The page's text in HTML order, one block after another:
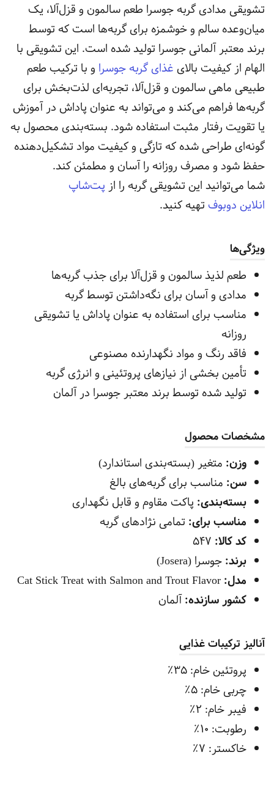
تشویقی مدادی گربه جوسرا طعم سالمون و قزل‌آلا، یک
میان‌وعده سالم و خوشمزه برای گربه‌ها است که توسط
برند معتبر آلمانی جوسرا تولید شده است. این تشویقی با
الهام از کیفیت بالایغذای گربه جوسرا و با ترکیب طعم
طبیعی ماهی سالمون و قزل‌آلا، تجربه‌ای لذت‌بخش برای
گربه‌ها فراهم می‌کند و می‌تواند به عنوان پاداش در آموزش
یا تقویت رفتار مثبت استفاده شود. بسته‌بندی محصول به
گونه‌ای طراحی شده که تازگی و کیفیت مواد تشکیل‌دهنده
حفظ شود و مصرف روزانه را آسان و مطمئن کند.
شما می‌توانید این تشویقی گربه را ازپت‌شاپ
انلاین دوبوف تهیه کنید.
ویژگی‌ها
طعم لذیذ سالمون و قزل‌آلا برای جذب گربه‌ها
مدادی و آسان برای نگه‌داشتن توسط گربه
مناسب برای استفاده به عنوان پاداش یا تشویقی
روزانه
فاقد رنگ و مواد نگهدارنده مصنوعی
تأمین بخشی از نیازهای پروتئینی و انرژی گربه
تولید شده توسط برند معتبر جوسرا در آلمان
مشخصات محصول
وزن: متغیر (بسته‌بندی استاندارد)
سن: مناسب برای گربه‌های بالغ
بسته‌بندی: پاکت مقاوم و قابل نگهداری
مناسب برای: تمامی نژادهای گربه
کد کالا:
برند:جوسرا (Josera)
مدل:
کشور سازنده:آلمان
آنالیز ترکیبات غذایی
پروتئین خام: 35٪
چربی خام: 5٪
فیبر خام: 2٪
رطوبت: 10٪
خاکستر: 7٪